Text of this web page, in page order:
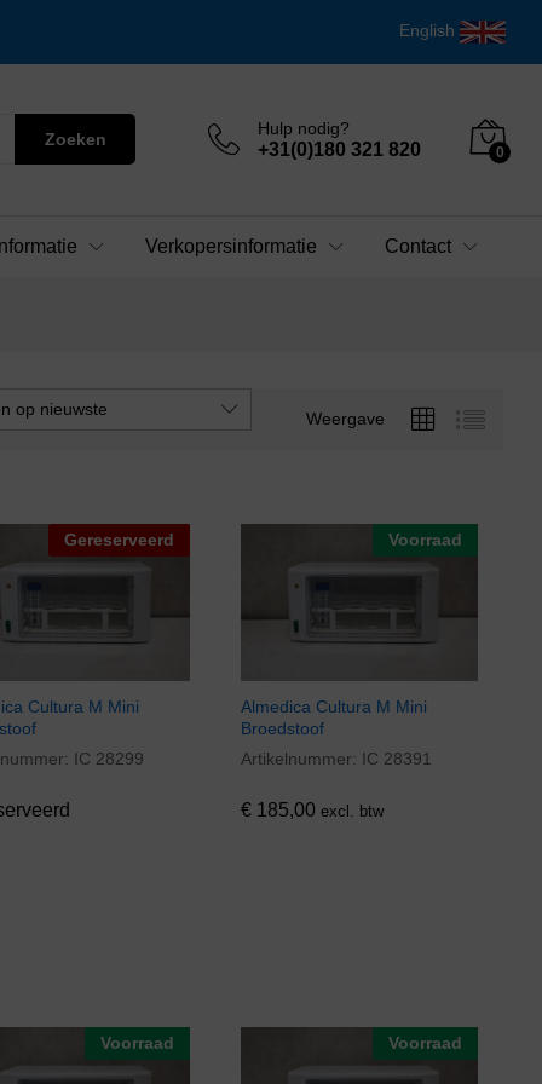
English
Zoeken
Hulp nodig?
+31(0)180 321 820 0
Verkopersinformatie Contact
Weergave
op nieuwste
Gereserveerd
Cultura M Mini
IC 28299
Voorraad
Almedica Cultura M Mini
Broedstoof
Artikelnummer: IC 28391
€185,00 excl. btw
€185,00
Voorraad Voorraad